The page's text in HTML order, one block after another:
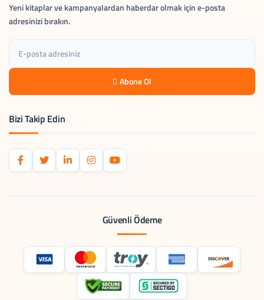
Yeni kitaplar ve kampanyalardan haberdar olmak için e-posta
adresinizi bırakın.
Abone Ol
Bizi Takip Edin
Güvenli Ödeme